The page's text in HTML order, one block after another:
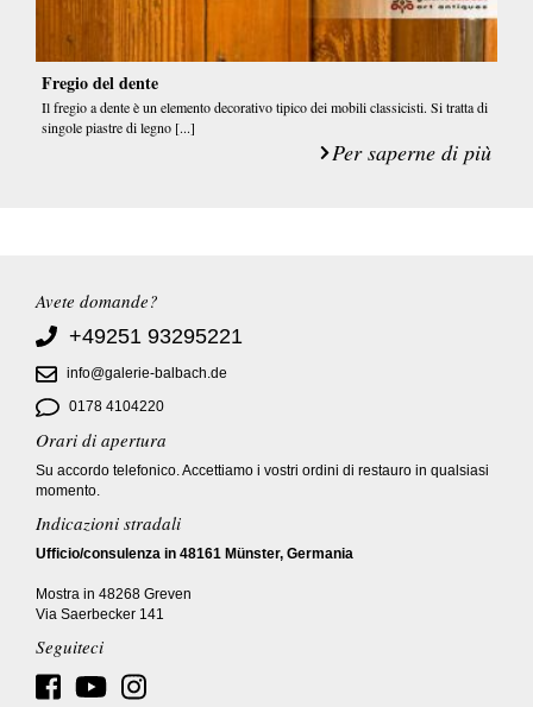
Fregio del dente
Il fregio a dente è un elemento decorativo tipico dei mobili classicisti. Si tratta di
singole piastre di legno [...]
Per saperne di più
Avete domande?
+49251 93295221
info@galerie-balbach.de
0178 4104220
Orari di apertura
Su accordo telefonico. Accettiamo i vostri ordini di restauro in qualsiasi
momento.
Indicazioni stradali
Ufficio/consulenza in 48161 Münster, Germania
Mostra in 48268 Greven
Via Saerbecker 141
Seguiteci